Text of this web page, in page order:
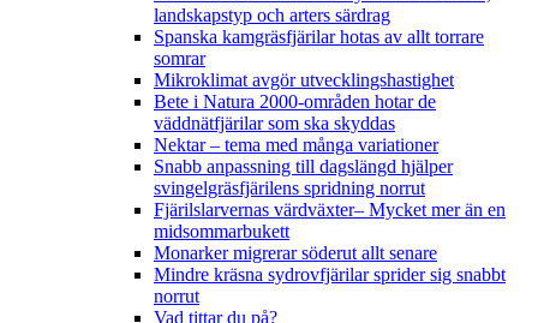
landskapstyp och arters särdrag
Spanska kamgräsfjärilar hotas av allt torrare
somrar
Mikroklimat avgör utvecklingshastighet
Bete i Natura 2000-områden hotar de
väddnätfjärilar som ska skyddas
Nektar – tema med många variationer
Snabb anpassning till dagslängd hjälper
svingelgräsfjärilens spridning norrut
Fjärilslarvernas värdväxter– Mycket mer än en
midsommarbukett
Monarker migrerar söderut allt senare
Mindre kräsna sydrovfjärilar sprider sig snabbt
norrut
Vad tittar du på?